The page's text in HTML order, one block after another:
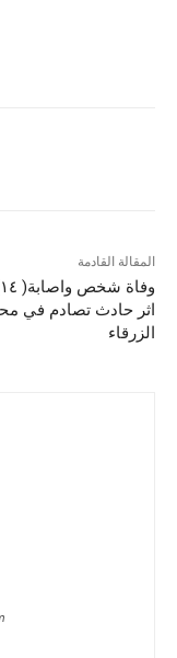
المقالة القادمة
اثر حادث تصادم في
الزرقاء